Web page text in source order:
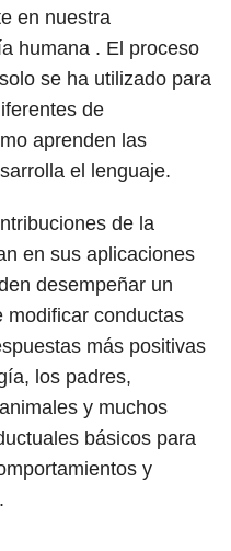
en nuestra
humana . El proceso
se ha utilizado para
de
aprenden las
el lenguaje.
de la
en sus aplicaciones
desempeñar un
modificar conductas
más positivas
los padres,
y muchos
básicos para
y